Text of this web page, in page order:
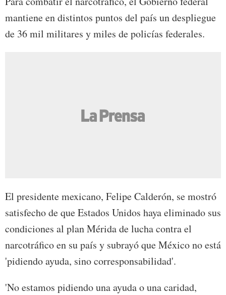
mantiene en distintos puntos del país un despliegue
de 36 mil militares y miles de policías federales.
El presidente mexicano, Felipe Calderón, se mostró
satisfecho de que Estados Unidos haya eliminado sus
condiciones al plan Mérida de lucha contra el
narcotráfico en su país y subrayó que México no está
'pidiendo ayuda, sino corresponsabilidad'.
'No estamos pidiendo una ayuda o una caridad,